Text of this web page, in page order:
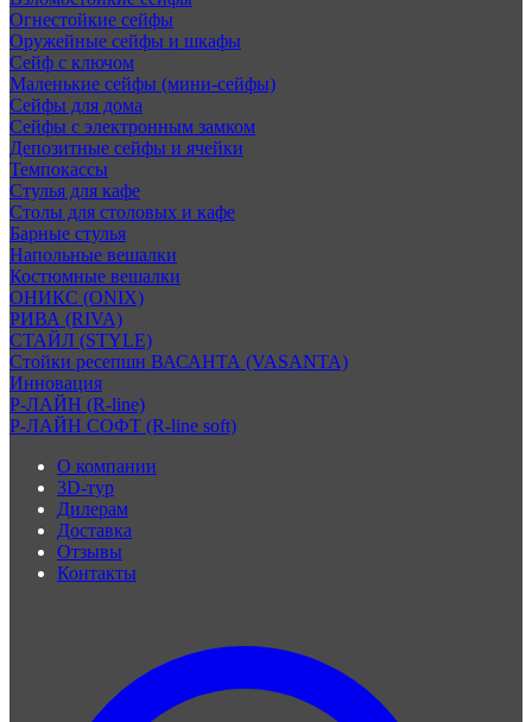
Огнестойкие сейфы
Оружейные сейфы и шкафы
Сейф с ключом
Маленькие сейфы (мини-сейфы)
Сейфы для дома
Сейфы с электронным замком
Депозитные сейфы и ячейки
Темпокассы
Стулья для кафе
Столы для столовых и кафе
Барные стулья
Напольные вешалки
Костюмные вешалки
ОНИКС (ONIX)
РИВА (RIVA)
СТАЙЛ (STYLE)
Стойки ресепшн ВАСАНТА (VASANTA)
Инновация
Р-ЛАЙН (R-line)
Р-ЛАЙН СОФТ (R-line soft)
О компании
3D-тур
Дилерам
Доставка
Отзывы
Контакты